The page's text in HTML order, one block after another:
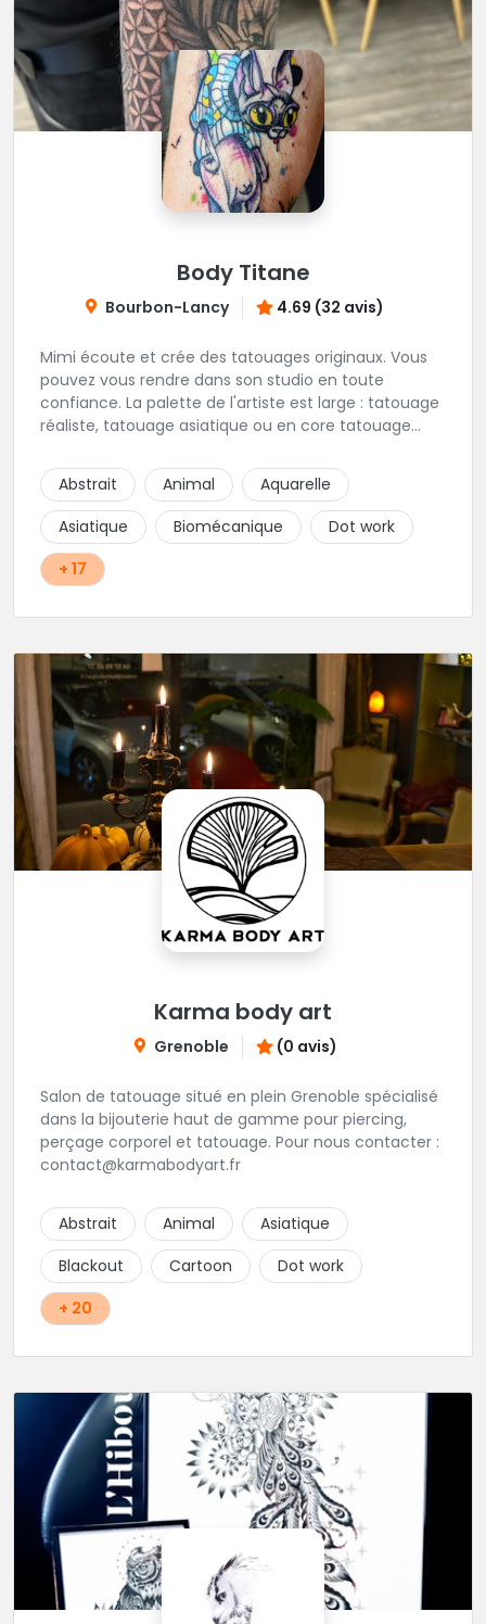
Body Titane
Bourbon-Lancy 4.69 (32 avis)
Mimi écoute et crée des tatouages originaux. Vous
pouvez vous rendre dans son studio en toute
confiance. La palette de l'artiste est large : tatouage
réaliste, tatouage asiatique ou en core tatouage
construire un projet qui vous ressemble.
Abstrait Animal
Aquarelle
Asiatique
Biomécanique
Dot work
+ 17
Karma body art
Grenoble (0 avis)
Salon de tatouage situé en plein Grenoble spécialisé
dans la bijouterie haut de gamme pour piercing,
perçage corporel et tatouage. Pour nous contacter :
contact@karmabodyart.fr
Abstrait Animal
Asiatique
Blackout
Cartoon
Dot work
+ 20